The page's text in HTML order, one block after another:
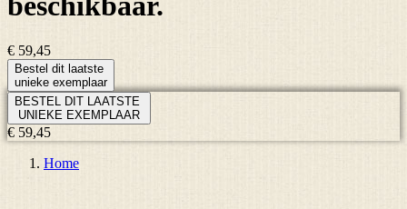
€ 59,45
Bestel dit laatste
unieke exemplaar
BESTEL DIT LAATSTE
UNIEKE EXEMPLAAR
€ 59,45
Home